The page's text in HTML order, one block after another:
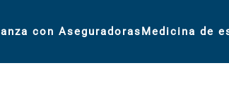
con AseguradorasMedicina de